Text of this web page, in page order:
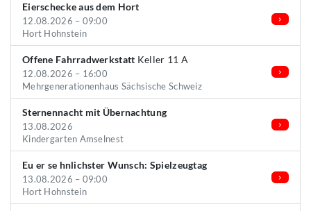
Eierschecke aus dem Hort
12.08.2026 – 09:00
Hort Hohnstein
Offene Fahrradwerkstatt Keller 11 A
12.08.2026 – 16:00
Mehrgenerationenhaus Sächsische Schweiz
Sternennacht mit Übernachtung
13.08.2026
Kindergarten Amselnest
Eu er se hnlichster Wunsch: Spielzeugtag
13.08.2026 – 09:00
Hort Hohnstein